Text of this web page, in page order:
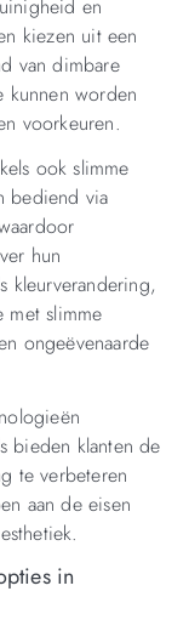
en
kiezen uit een
van dimbare
kunnen worden
voorkeuren.
ook slimme
bediend via
hun
kleurverandering,
met slimme
ongeëvenaarde
bieden klanten de
te verbeteren
aan de eisen
in